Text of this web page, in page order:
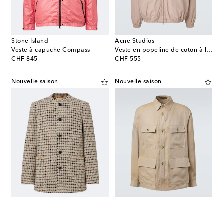
Stone Island
Veste à capuche Compass
CHF 845
original price
Acne Studios
Veste en popeline de coton à logo
CHF 555
original price
Nouvelle saison Nouvelle saison